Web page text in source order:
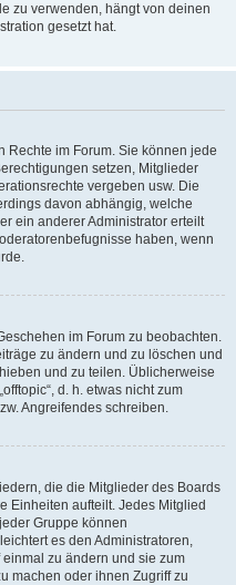
zu verwenden, hängt von deinen
gesetzt hat.
Rechte im Forum. Sie können jede
setzen, Mitglieder
vergeben usw. Die
davon abhängig, welche
ein anderer Administrator erteilt
haben, wenn
im Forum zu beobachten.
zu ändern und zu löschen und
und zu teilen. Üblicherweise
d. h. etwas nicht zum
Angreifendes schreiben.
die die Mitglieder des Boards
Einheiten aufteilt. Jedes Mitglied
Gruppe können
es den Administratoren,
zu ändern und sie zum
machen oder ihnen Zugriff zu